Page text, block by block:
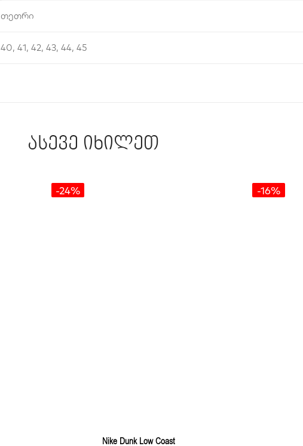
თეთრი
40, 41, 42, 43, 44, 45
ასევე იხილეთ
-24% -16%
Nike Dunk Low Coast